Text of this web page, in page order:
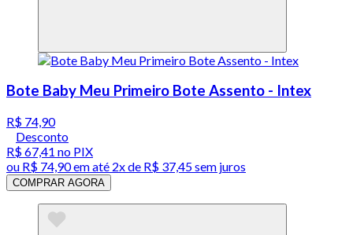
Bote Baby Meu Primeiro Bote Assento - Intex
R$ 74,90
Desconto
R$ 67,41 no PIX
ou R$ 74,90em até 2x de R$ 37,45 sem juros
COMPRAR AGORA